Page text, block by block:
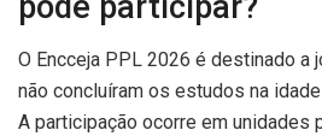
O Encceja PPL 2026 é destinado a
não concluíram os estudos na
A participação ocorre em unidades